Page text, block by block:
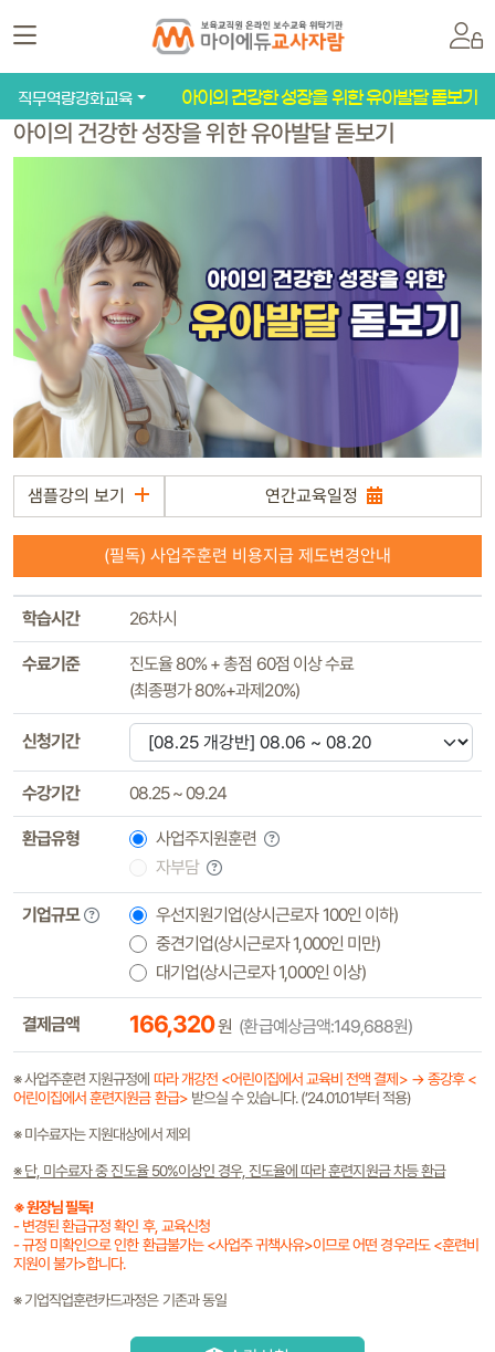
직무역량강화교육 아이의 건강한 성장을 위한 유아발달 돋보기
아이의 건강한 성장을 위한 유아발달 돋보기
샘플강의 보기 연간교육일정
(필독) 사업주훈련 비용지급 제도변경안내
학습시간 26차시
수료기준
진도율 80% + 총점 60점 이상 수료
(최종평가 80%+과제20%)
신청기간
수강기간 08.25 ~ 09.24
환급유형
사업주지원훈련
자부담
기업규모
우선지원기업(상시근로자 100인 이하)
중견기업(상시근로자 1,000인 미만)
대기업(상시근로자 1,000인 이상)
결제금액 166,320원 (환급예상금액:149,688원)
※ 사업주훈련 지원규정에 따라 개강전 <어린이집에서 교육비 전액 결제> → 종강후 <
어린이집에서 훈련지원금 환급>받으실 수 있습니다. (’24.01.01부터 적용)
※ 미수료자는 지원대상에서 제외
※ 단, 미수료자 중 진도율 50%이상인 경우, 진도율에 따라 훈련지원금 차등 환급
※ 원장님 필독!
- 변경된 환급규정 확인 후, 교육신청
- 규정 미확인으로 인한 환급불가는<사업주 귀책사유>이므로 어떤 경우라도<훈련비
지원이 불가>합니다.
※ 기업직업훈련카드과정은 기존과 동일